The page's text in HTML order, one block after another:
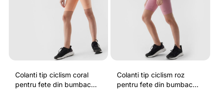
Colanti tip ciclism coral
pentru fete din bumbac
Colanti tip ciclism roz
pentru fete din bumbac